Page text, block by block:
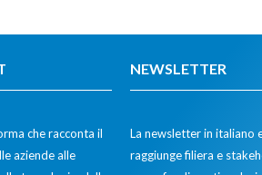
che racconta il
aziende alle
NEWSLETTER
La newsletter in italiano
raggiunge filiera e